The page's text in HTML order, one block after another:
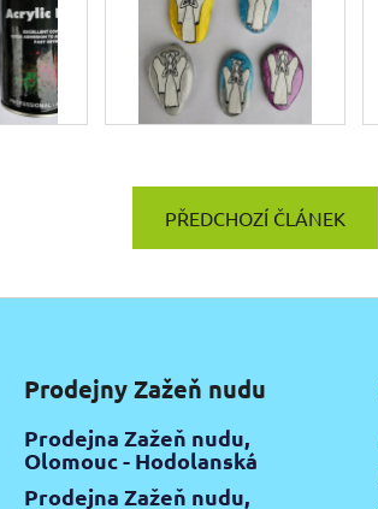
PŘEDCHOZÍ ČLÁNEK
Prodejny Zažeň nudu
Prodejna Zažeň nudu,
Olomouc - Hodolanská
Prodejna Zažeň nudu,